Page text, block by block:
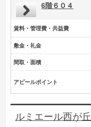
6階６０４
賃料・管理費・共益費
敷金・礼金
間取・面積
アピールポイント
ルミエール西が丘